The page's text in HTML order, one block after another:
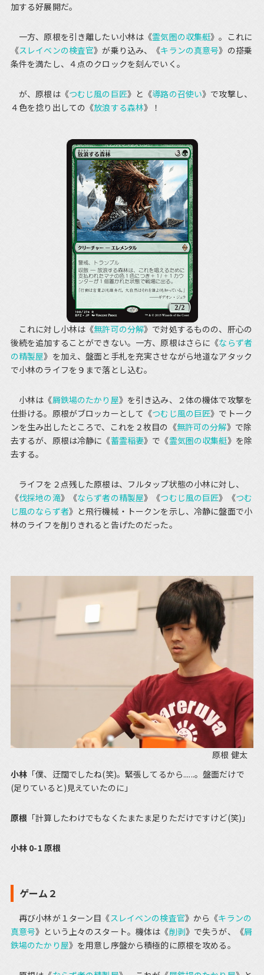
加する好展開だ。
一方、原根を引き離したい小林は《霊気圏の収集艇》。これに
《スレイベンの検査官》が乗り込み、《キランの真意号》の搭乗
条件を満たし、４点のクロックを刻んでいく。
が、原根は《つむじ風の巨匠》と《導路の召使い》で攻撃し、
４色を捻り出しての《放浪する森林》！
これに対し小林は《無許可の分解》で対処するものの、肝心の
後続を追加することができない。一方、原根はさらに《ならず者
の精製屋》を加え、盤面と手札を充実させながら地道なアタック
で小林のライフを９まで落とし込む。
小林は《屑鉄場のたかり屋》を引き込み、２体の機体で攻撃を
仕掛ける。原根がブロッカーとして《つむじ風の巨匠》でトーク
ンを生み出したところで、これを２枚目の《無許可の分解》で除
去するが、原根は冷静に《蓄霊稲妻》で《霊気圏の収集艇》を除
去する。
ライフを２点残した原根は、フルタップ状態の小林に対し、
《伐採地の滝》《ならず者の精製屋》《つむじ風の巨匠》《つむ
じ風のならず者》と飛行機械・トークンを示し、冷静に盤面で小
林のライフを削りきれると告げたのだった。
原根 健太
小林 「僕、迂闊でしたね(笑)。緊張してるから......。盤面だけで
(足りていると)見えていたのに」
原根 「計算したわけでもなくたまたま足りただけですけど(笑)」
小林 0-1 原根
ゲーム２
再び小林が１ターン目《スレイベンの検査官》から《キランの
真意号》という上々のスタート。機体は《削剥》で失うが、《屑
鉄場のたかり屋》を用意し序盤から積極的に原根を攻める。